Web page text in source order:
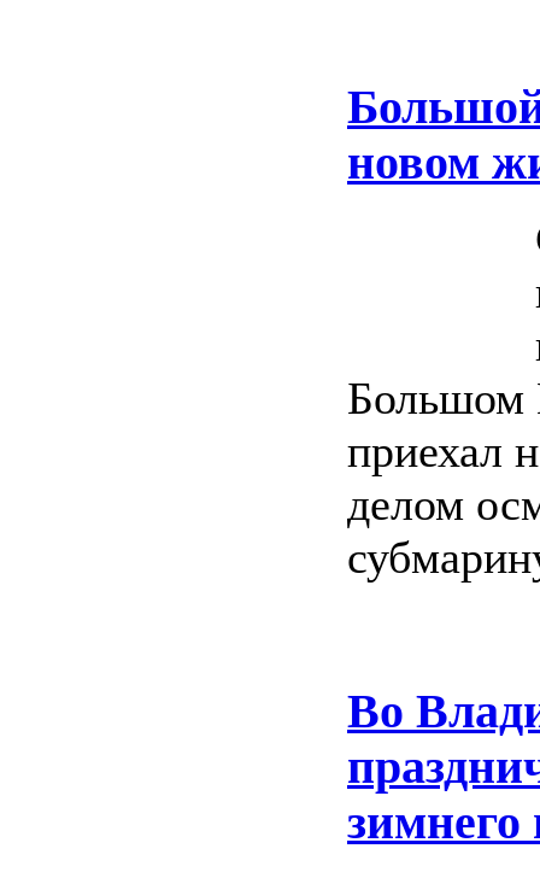
новом
Большом
приехал
делом
Во
зимнего